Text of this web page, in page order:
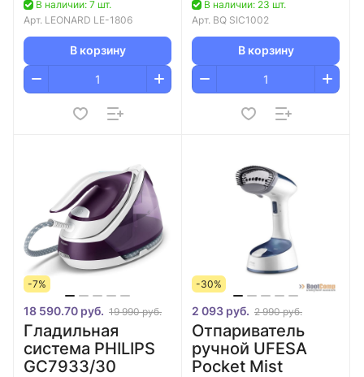
В наличии: 7 шт.
Арт. LEONARD LE-1806
В корзину
В наличии: 23 шт.
Арт. BQ SIС1002
В корзину
-7%
18 590.70 руб. 19 990 руб.
Гладильная
система PHILIPS
GC7933/30
-30%
2 093 руб. 2 990 руб.
Отпариватель
ручной UFESA
Pocket Mist